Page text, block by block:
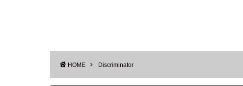
HOME Discriminator